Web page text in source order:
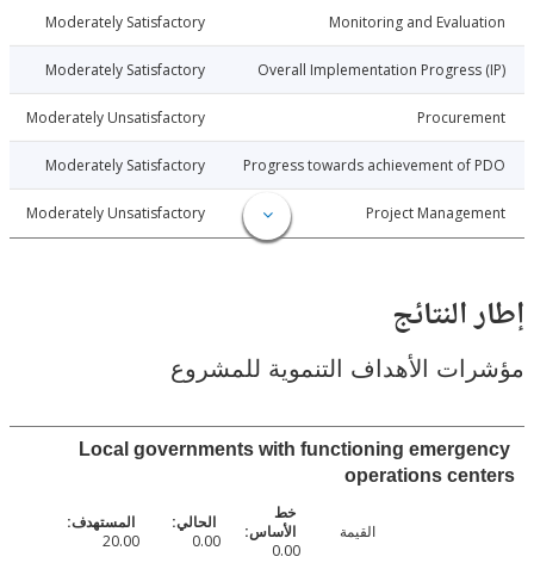
Monitoring and
Moderately Satisfactory
Overall Implementation
Moderately Satisfactory
Moderately Unsatisfactory
10-05
Progress towards achievement of
Moderately Satisfactory
Project
Moderately Unsatisfactory
10-05
الأهداف التنموية للمشروع
Local governments with functioning
operations
0.00
20.00